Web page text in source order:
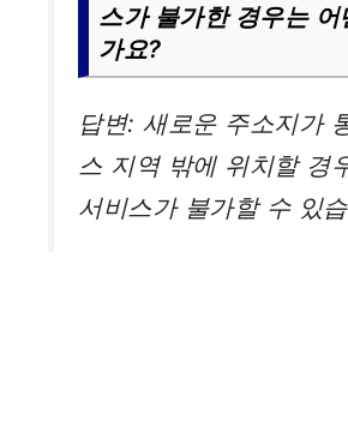
스가 불가한 경우는 어
가요?
답변: 새로운 주소지가
스 지역 밖에 위치할 경
서비스가 불가할 수 있